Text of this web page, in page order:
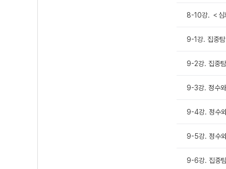
8-10강. ＜심
9-1강. 집중
9-2강. 집중
9-3강. 정수
9-4강. 정수
9-5강. 정수
9-6강. 집중